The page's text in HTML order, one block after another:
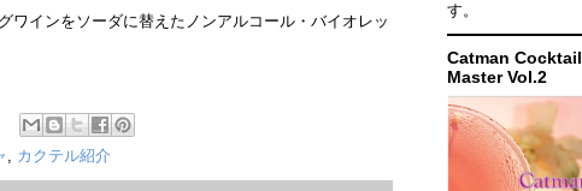
ワインをソーダに替えたノンアルコール・バイオレッ
, カクテル紹介
す。
Catman Cocktail
Master Vol.2